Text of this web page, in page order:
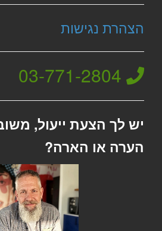
הצהרת נגישות
03-771-2804
יש לך הצעת ייעול,
הערה או הארה?